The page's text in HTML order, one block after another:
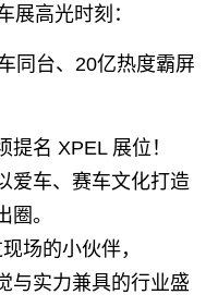
展高光时刻：
同台、20亿热度霸屏
名 XPEL 展位！
爱车、赛车文化打造
圈。
场的小伙伴，
与实力兼具的行业盛